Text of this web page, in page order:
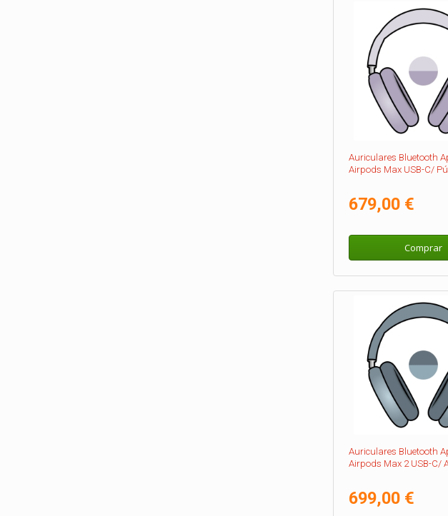
Auriculares Bluetooth
Airpods Max USB-C/
679,00 €
Comprar
Auriculares Bluetooth
Airpods Max 2 USB-C/
699,00 €